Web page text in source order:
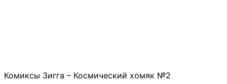
Комиксы Зигга – Космический хомяк №2